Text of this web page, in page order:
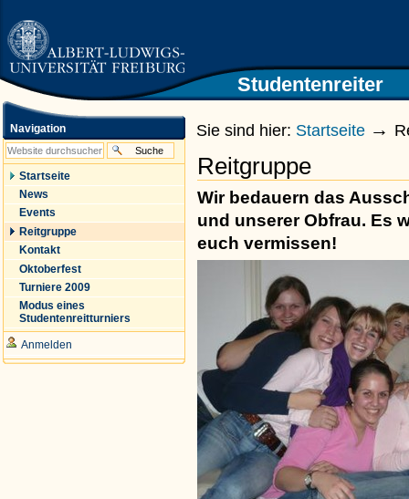
zum
Inhalt
Direkt
zur
Navigation
Zur Startseite der Universität
Freiburg
Studentenreiter
Sie sind hier: Startseite →
Reitgruppe
Wir bedauern das
und unserer Obfrau. Es
euch vermissen!
Navigation
Startseite
News
Events
Reitgruppe
Kontakt
Oktoberfest
Turniere 2009
Modus eines
Studentenreitturniers
Anmelden